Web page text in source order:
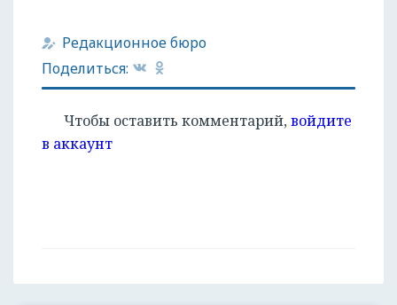
Редакционное бюро
Поделиться:
Чтобы оставить комментарий,войдите
в аккаунт